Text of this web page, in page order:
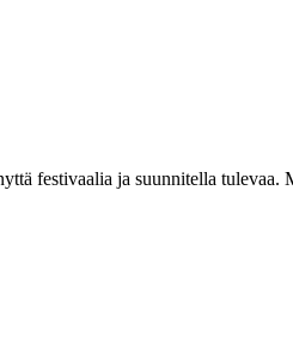
festivaalia ja suunnitella tulevaa.